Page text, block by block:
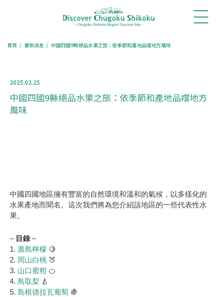
首頁 最新消息 中國四國9縣絕品水果之旅：依季節和產地品嚐地方風味
2025.02.25
中國四國9縣絕品水果之旅：依季節和產地品嚐地方
風味
中國四國地區擁有豐富的自然環境和溫和的氣候，以多樣化的
水果產地而聞名。這次我們將為您介紹該地區的一些代表性水
果。
– 目錄–
1. 廣島檸檬 🍋
2. 岡山白桃 🍑
3. 山口蜜柑 🍊
4. 鳥取梨 🍐
5. 島根德拉瓦葡萄 🍇
體驗・
行程推
薦
旅遊專
欄
餐廳訂
位